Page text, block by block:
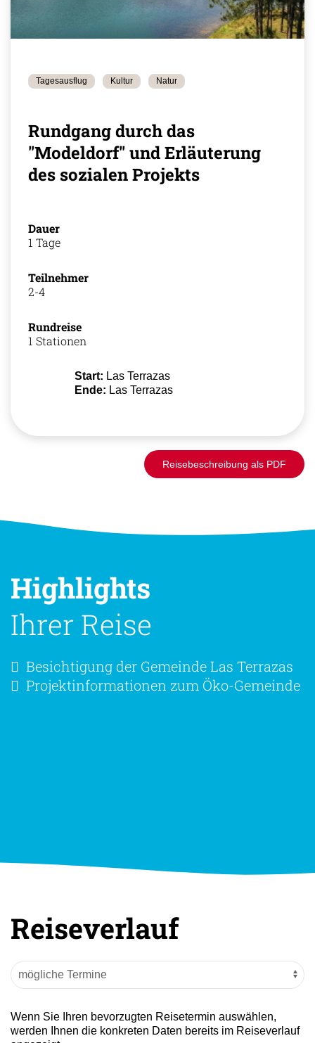
Tagesausflug Kultur Natur
Rundgang durch das
"Modeldorf" und Erläuterung
des sozialen Projekts
Dauer
1 Tage
Teilnehmer
2-4
Rundreise
1 Stationen
Start: Las Terrazas
Ende: Las Terrazas
Reisebeschreibung als PDF
Highlights
Ihrer Reise
Besichtigung der Gemeinde Las Terrazas
Projektinformationen zum Öko-Gemeinde
Reiseverlauf
Wenn Sie Ihren bevorzugten Reisetermin auswählen,
werden Ihnen die konkreten Daten bereits im Reiseverlauf